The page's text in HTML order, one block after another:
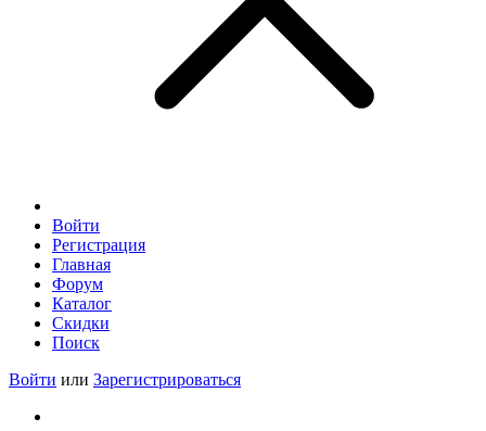
Войти
Регистрация
Главная
Форум
Каталог
Скидки
Поиск
Войти или Зарегистрироваться